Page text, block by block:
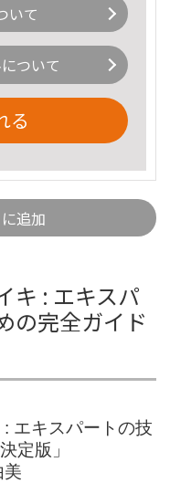
いて
ついて
る
追加
キ : エキスパ
の完全ガイド
: エキスパートの技
定版」
美